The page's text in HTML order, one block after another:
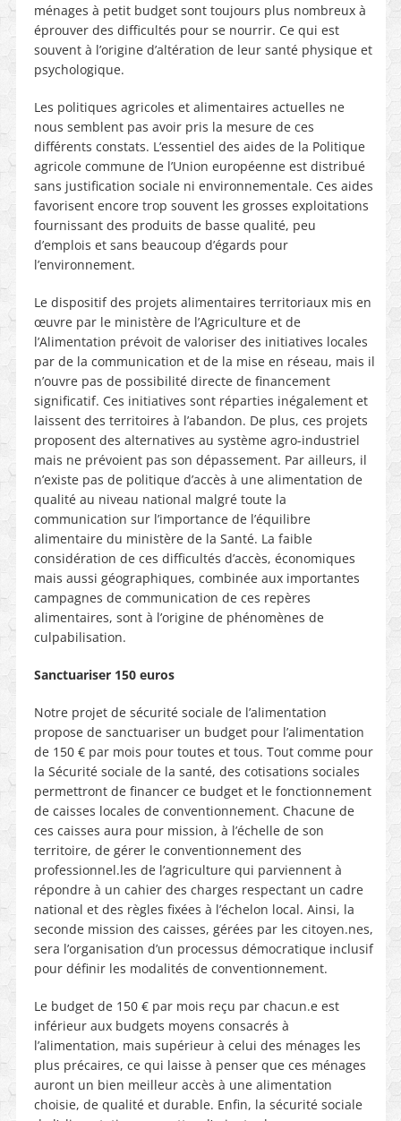
ménages à petit budget sont toujours plus nombreux à
éprouver des difficultés pour se nourrir. Ce qui est
souvent à l’origine d’altération de leur santé physique et
psychologique.
Les politiques agricoles et alimentaires actuelles ne
nous semblent pas avoir pris la mesure de ces
différents constats. L’essentiel des aides de la Politique
agricole commune de l’Union européenne est distribué
sans justification sociale ni environnementale. Ces aides
favorisent encore trop souvent les grosses exploitations
fournissant des produits de basse qualité, peu
d’emplois et sans beaucoup d’égards pour
l’environnement.
Le dispositif des projets alimentaires territoriaux mis en
œuvre par le ministère de l’Agriculture et de
l’Alimentation prévoit de valoriser des initiatives locales
par de la communication et de la mise en réseau, mais il
n’ouvre pas de possibilité directe de financement
significatif. Ces initiatives sont réparties inégalement et
laissent des territoires à l’abandon. De plus, ces projets
proposent des alternatives au système agro-industriel
mais ne prévoient pas son dépassement. Par ailleurs, il
n’existe pas de politique d’accès à une alimentation de
qualité au niveau national malgré toute la
communication sur l’importance de l’équilibre
alimentaire du ministère de la Santé. La faible
considération de ces difficultés d’accès, économiques
mais aussi géographiques, combinée aux importantes
campagnes de communication de ces repères
alimentaires, sont à l’origine de phénomènes de
culpabilisation.
Sanctuariser 150 euros
Notre projet de sécurité sociale de l’alimentation
propose de sanctuariser un budget pour l’alimentation
de 150 € par mois pour toutes et tous. Tout comme pour
la Sécurité sociale de la santé, des cotisations sociales
permettront de financer ce budget et le fonctionnement
de caisses locales de conventionnement. Chacune de
ces caisses aura pour mission, à l’échelle de son
territoire, de gérer le conventionnement des
professionnel.les de l’agriculture qui parviennent à
répondre à un cahier des charges respectant un cadre
national et des règles fixées à l’échelon local. Ainsi, la
seconde mission des caisses, gérées par les citoyen.nes,
sera l’organisation d’un processus démocratique inclusif
pour définir les modalités de conventionnement.
Le budget de 150 € par mois reçu par chacun.e est
inférieur aux budgets moyens consacrés à
l’alimentation, mais supérieur à celui des ménages les
plus précaires, ce qui laisse à penser que ces ménages
auront un bien meilleur accès à une alimentation
choisie, de qualité et durable. Enfin, la sécurité sociale